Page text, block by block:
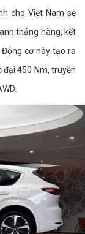
cho Việt Nam sẽ
thẳng hàng, kết
cơ này tạo ra
450 Nm, truyền